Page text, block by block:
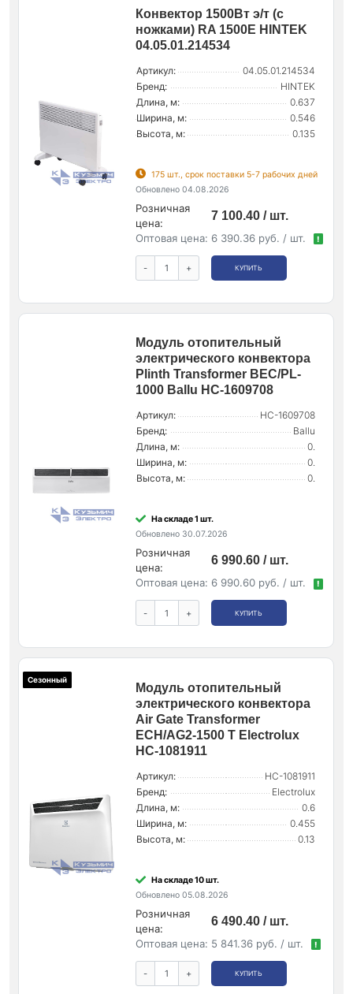
Конвектор 1500Вт э/т (с
ножками) RA 1500Е HINTEK
04.05.01.214534
Артикул:
04.05.01.214534
Бренд:
HINTEK
Длина, м:
0.637
Ширина, м:
0.546
Высота, м:
0.135
175 шт., срок поставки 5-7 рабочих дней
Обновлено 04.08.2026
Розничная
цена:
7 100.40 / шт.
Оптовая цена: 6 390.36 руб. / шт. !
- + КУПИТЬ
Модуль отопительный
электрического конвектора
Plinth Transformer BEC/PL-
1000 Ballu НС-1609708
Артикул:
НС-1609708
Бренд:
Ballu
Длина, м:
0.
Ширина, м:
0.
Высота, м:
0.
На складе 1 шт.
Обновлено 30.07.2026
Розничная
цена:
6 990.60 / шт.
Оптовая цена: 6 990.60 руб. / шт. !
- + КУПИТЬ
Сезонный
Модуль отопительный
электрического конвектора
Air Gate Transformer
ECH/AG2-1500 T Electrolux
НС-1081911
Артикул:
НС-1081911
Бренд:
Electrolux
Длина, м:
0.6
Ширина, м:
0.455
Высота, м:
0.13
На складе 10 шт.
Обновлено 05.08.2026
Розничная
цена:
6 490.40 / шт.
Оптовая цена: 5 841.36 руб. / шт. !
- + КУПИТЬ